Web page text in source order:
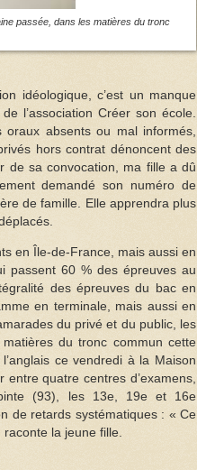
passée, dans les matières du tronc
idéologique, c’est un manque
l’association Créer son école.
oraux absents ou mal informés,
hors contrat dénoncent des
de sa convocation, ma fille a dû
demandé son numéro de
de famille. Elle apprendra plus
en Île-de-France, mais aussi en
passent 60 % des épreuves au
des épreuves du bac en
en terminale, mais aussi en
du privé et du public, les
du tronc commun cette
ce vendredi à la Maison
quatre centres d’examens,
(93), les 13e, 19e et 16e
de retards systématiques : « Ce
la jeune fille.